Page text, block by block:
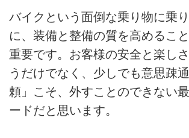
バイクという面倒な乗り物に乗
に、装備と整備の質を高めるこ
重要です。お客様の安全と楽し
うだけでなく、少しでも意思疎
頼」こそ、外すことのできない
ードだと思います。